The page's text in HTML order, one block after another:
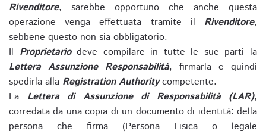
Rivenditore, sarebbe opportuno che anche questa
operazione venga effettuata tramite il Rivenditore,
sebbene questo non sia obbligatorio.
Il Proprietariodeve compilare in tutte le sue parti la
Lettera Assunzione Responsabilità, firmarla e quindi
spedirla alla Registration Authoritycompetente.
La Lettera di Assunzione di Responsabilità (LAR),
corredata da una copia di un documento di identità: della
persona che firma (Persona Fisica o legale